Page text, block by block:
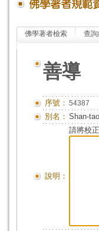
佛學著者檢索 查
善導
序號： 54387
別名： Shan-tao
說明：
請將校